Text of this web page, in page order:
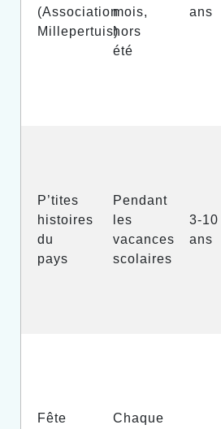
(Association
Millepertuis)
mois,
hors
été
ans
P’tites
histoires
du
pays
Pendant
les
vacances
scolaires
3-10
ans
Fête
Chaque